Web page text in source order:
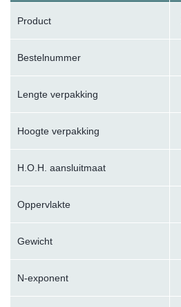
Product
Bestelnummer
Lengte verpakking
Hoogte verpakking
H.O.H. aansluitmaat
Oppervlakte
Gewicht
N-exponent